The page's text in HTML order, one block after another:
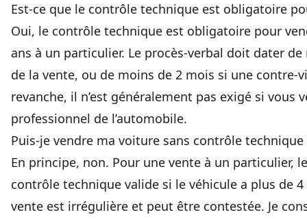
Est-ce que le contrôle technique est obligatoire
Oui, le contrôle technique est obligatoire pour
ans à un particulier. Le procès-verbal doit dater
de la vente, ou de moins de 2 mois si une contre-
revanche, il n’est généralement pas exigé si vous
professionnel de l’automobile.
Puis-je vendre ma voiture sans contrôle
En principe, non. Pour une vente à un particulier,
contrôle technique valide si le véhicule a plus de
vente est irrégulière et peut être contestée. Je